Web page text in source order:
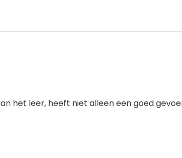
het leer, heeft niet alleen een goed